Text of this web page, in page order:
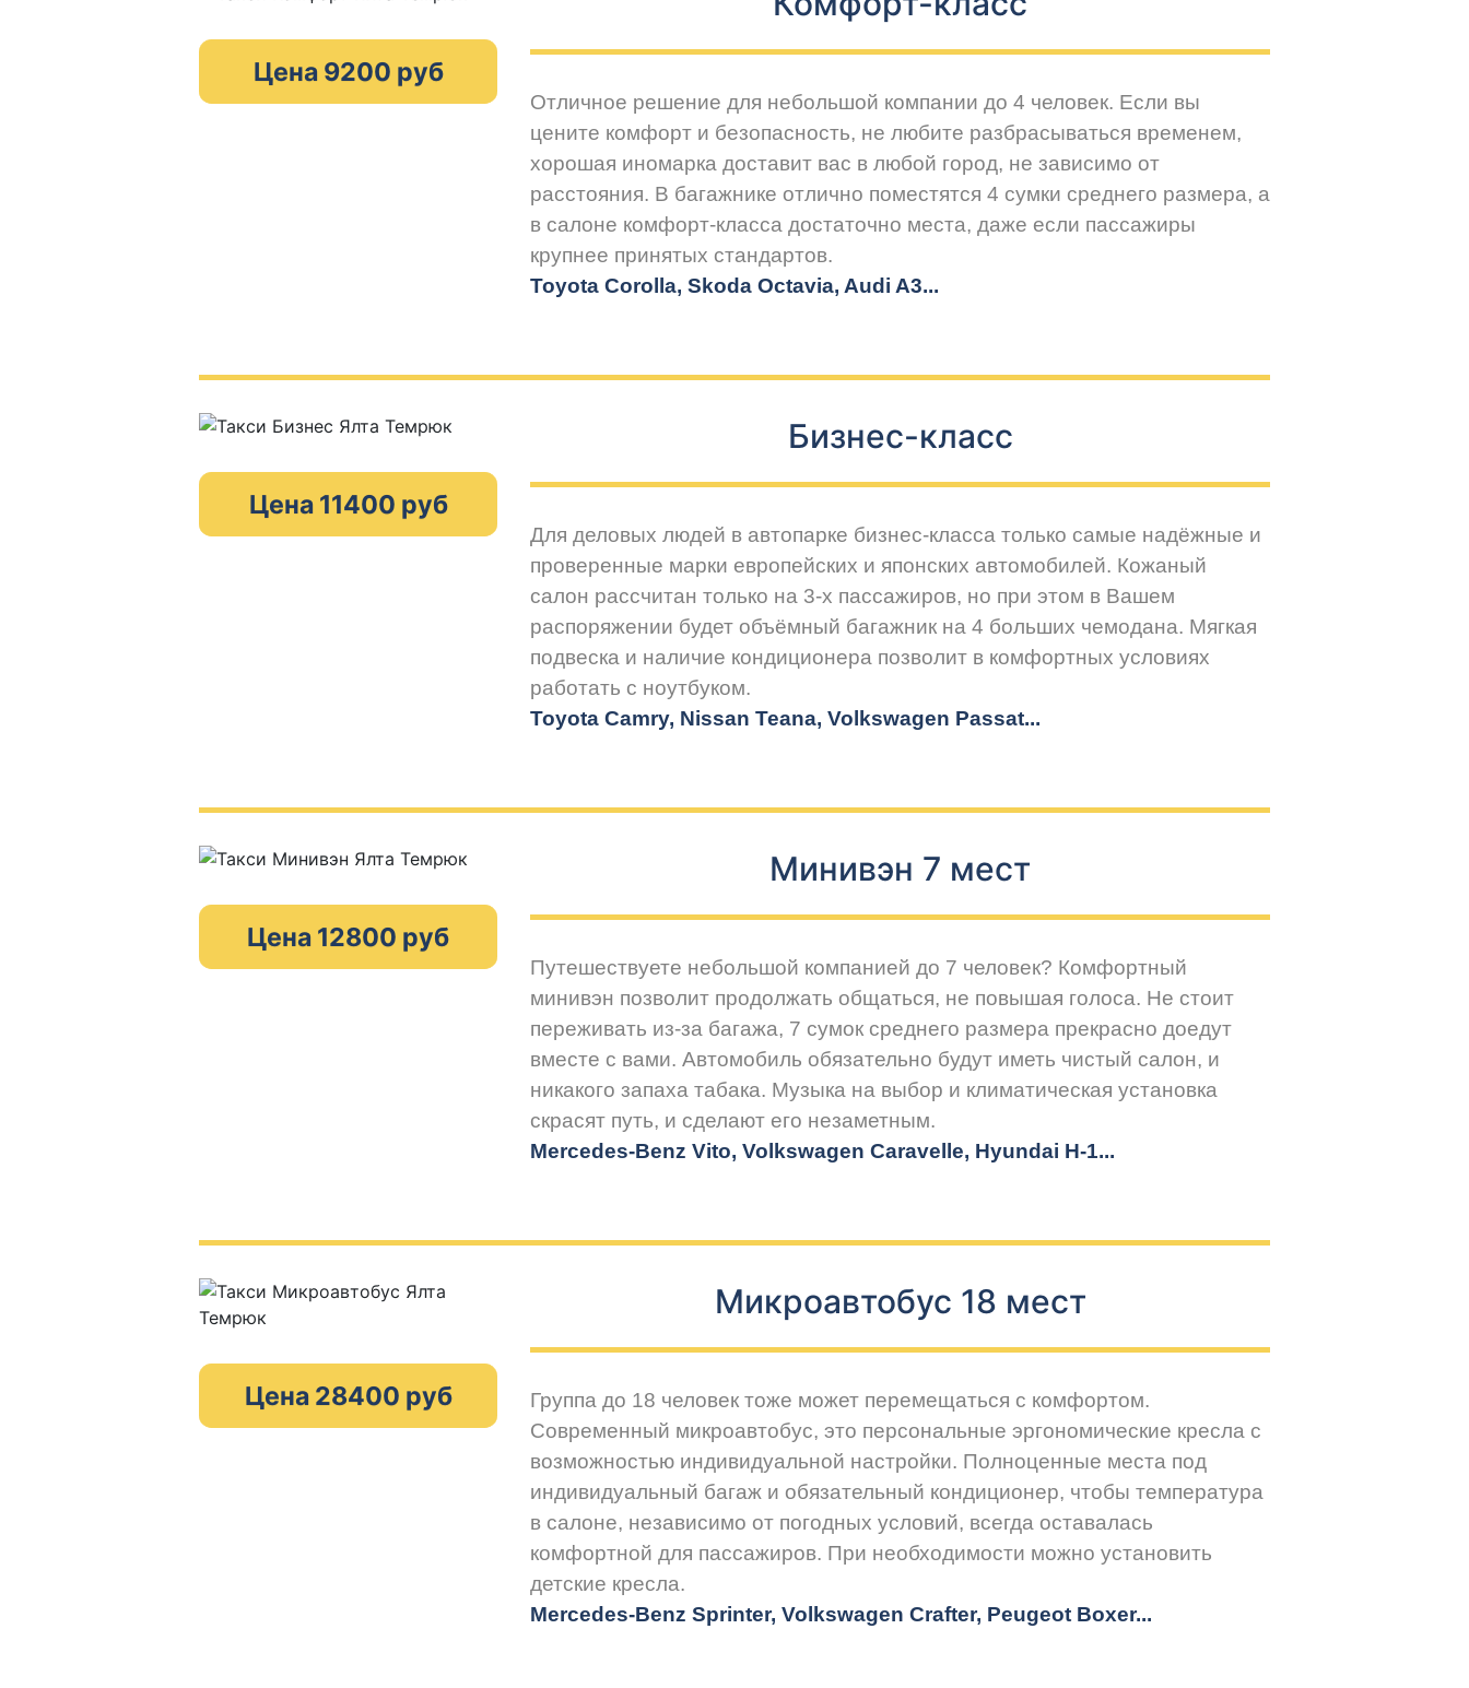
Цена 9200 руб
Отличное решение для небольшой компании до 4 человек. Если вы
цените комфорт и безопасность, не любите разбрасываться временем,
хорошая иномарка доставит вас в любой город, не зависимо от
расстояния. В багажнике отлично поместятся 4 сумки среднего размера, а
в салоне комфорт-класса достаточно места, даже если пассажиры
крупнее принятых стандартов.
Toyota Corolla, Skoda Octavia, Audi A3...
Цена 11400 руб
Бизнес-класс
Для деловых людей в автопарке бизнес-класса только самые надёжные и
проверенные марки европейских и японских автомобилей. Кожаный
салон рассчитан только на 3-х пассажиров, но при этом в Вашем
распоряжении будет объёмный багажник на 4 больших чемодана. Мягкая
подвеска и наличие кондиционера позволит в комфортных условиях
работать с ноутбуком.
Toyota Camry, Nissan Teana, Volkswagen Passat...
Цена 12800 руб
Минивэн 7 мест
Путешествуете небольшой компанией до 7 человек? Комфортный
минивэн позволит продолжать общаться, не повышая голоса. Не стоит
переживать из-за багажа, 7 сумок среднего размера прекрасно доедут
вместе с вами. Автомобиль обязательно будут иметь чистый салон, и
никакого запаха табака. Музыка на выбор и климатическая установка
скрасят путь, и сделают его незаметным.
Mercedes-Benz Vito, Volkswagen Caravelle, Hyundai H-1...
Цена 28400 руб
Микроавтобус 18 мест
Группа до 18 человек тоже может перемещаться с комфортом.
Современный микроавтобус, это персональные эргономические кресла с
возможностью индивидуальной настройки. Полноценные места под
индивидуальный багаж и обязательный кондиционер, чтобы температура
в салоне, независимо от погодных условий, всегда оставалась
комфортной для пассажиров. При необходимости можно установить
детские кресла.
Mercedes-Benz Sprinter, Volkswagen Crafter, Peugeot Boxer...